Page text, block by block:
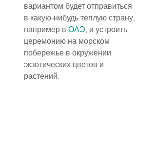
вариантом будет отправиться
в какую-нибудь теплую страну,
например в ОАЭ, и устроить
церемонию на морском
побережье в окружении
экзотических цветов и
растений.